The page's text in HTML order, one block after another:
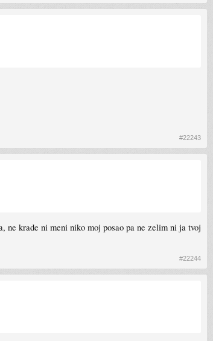
#22243
ne krade ni meni niko moj posao pa ne zelim ni ja tvoj
#22244